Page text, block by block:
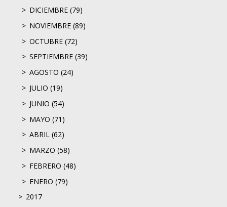
DICIEMBRE (79)
NOVIEMBRE (89)
OCTUBRE (72)
SEPTIEMBRE (39)
AGOSTO (24)
JULIO (19)
JUNIO (54)
MAYO (71)
ABRIL (62)
MARZO (58)
FEBRERO (48)
ENERO (79)
2017